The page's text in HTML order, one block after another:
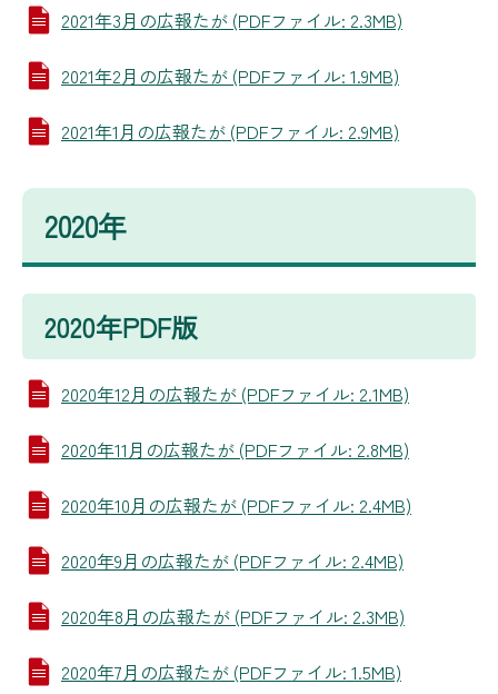
2021年3月の広報たが (PDFファイル: 2.3MB)
2021年2月の広報たが (PDFファイル: 1.9MB)
2021年1月の広報たが (PDFファイル: 2.9MB)
2020年
2020年PDF版
2020年12月の広報たが (PDFファイル: 2.1MB)
2020年11月の広報たが (PDFファイル: 2.8MB)
2020年10月の広報たが (PDFファイル: 2.4MB)
2020年9月の広報たが (PDFファイル: 2.4MB)
2020年8月の広報たが (PDFファイル: 2.3MB)
2020年7月の広報たが (PDFファイル: 1.5MB)